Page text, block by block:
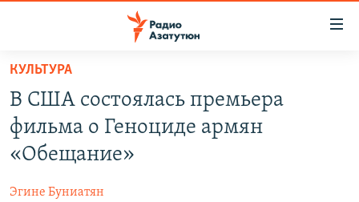
Перейти
основному
содержанию
Перейти
основной
НОВОСТИ
ПОЛИТИКА
КУЛЬТУРА
В США состоялась премьера
фильма о Геноциде армян
«Обещание»
Эгине Буниатян